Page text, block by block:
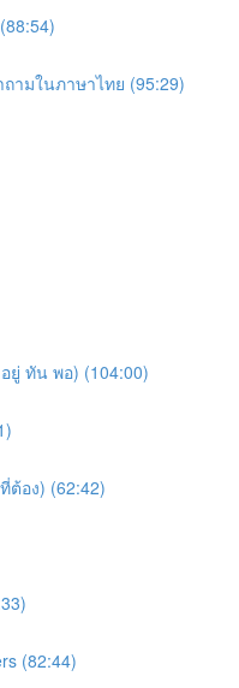
ามในภาษาไทย (95:29)
ยู่ ทัน พอ) (104:00)
ต้อง) (62:42)
(82:44)